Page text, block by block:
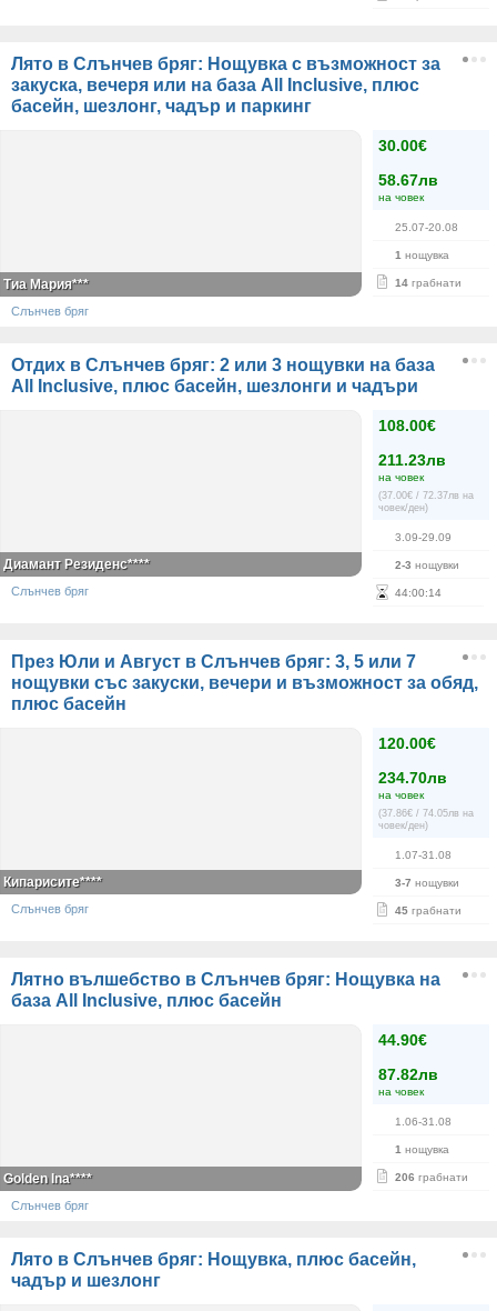
Лято в Слънчев бряг: Нощувка с възможност за
закуска, вечеря или на база All Inclusive, плюс
басейн, шезлонг, чадър и паркинг
30.00€
58.67лв
на човек
25.07-20.08
1 нощувка
14 грабнати
Тиа Мария***
Слънчев бряг
Отдих в Слънчев бряг: 2 или 3 нощувки на база
All Inclusive, плюс басейн, шезлонги и чадъри
108.00€
211.23лв
на човек
(37.00€ / 72.37лв на
човек/ден)
3.09-29.09
2-3 нощувки
44:00:14
Диамант Резиденс****
Слънчев бряг
През Юли и Август в Слънчев бряг: 3, 5 или 7
нощувки със закуски, вечери и възможност за обяд,
плюс басейн
120.00€
234.70лв
на човек
(37.86€ / 74.05лв на
човек/ден)
1.07-31.08
3-7 нощувки
45 грабнати
Кипарисите****
Слънчев бряг
Лятно вълшебство в Слънчев бряг: Нощувка на
база All Inclusive, плюс басейн
44.90€
87.82лв
на човек
1.06-31.08
1 нощувка
206 грабнати
Golden Ina****
Слънчев бряг
Лято в Слънчев бряг: Нощувка, плюс басейн,
чадър и шезлонг